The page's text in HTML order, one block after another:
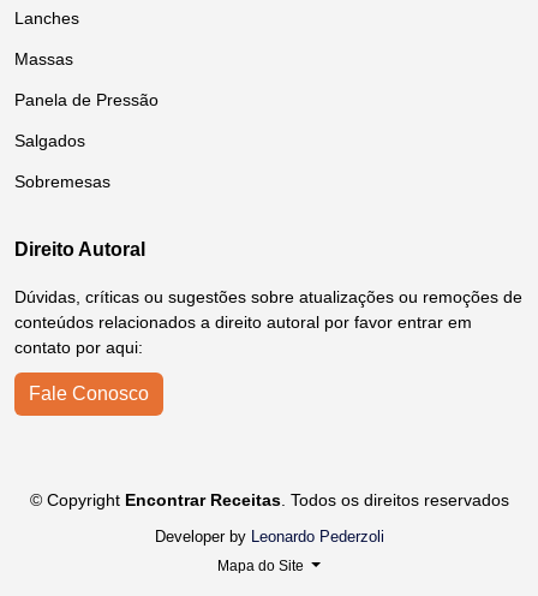
Lanches
Massas
Panela de Pressão
Salgados
Sobremesas
Direito Autoral
Dúvidas, críticas ou sugestões sobre atualizações ou remoções de
conteúdos relacionados a direito autoral por favor entrar em
contato por aqui:
Fale Conosco
© Copyright Encontrar Receitas. Todos os direitos reservados
Developer by Leonardo Pederzoli
Mapa do Site